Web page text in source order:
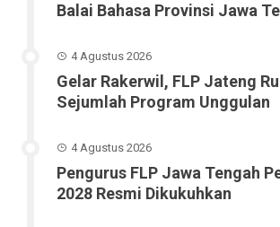
Balai Bahasa Provinsi Jawa
4 Agustus 2026
Gelar Rakerwil, FLP Jateng
Sejumlah Program Unggulan
4 Agustus 2026
Pengurus FLP Jawa Tengah
2028 Resmi Dikukuhkan